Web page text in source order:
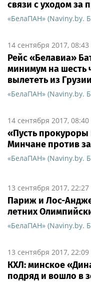
связи с уходом за
«БелаПАН» (Naviny.by.
14 сентября 2017, 08:43
Рейс «Белавиа»
минимум на шесть
вылететь из Грузии
«БелаПАН» (Naviny.by.
14 сентября 2017, 08:40
«Пусть прокуроры
Минчане против
«БелаПАН» (Naviny.by.
13 сентября 2017, 22:27
Париж и Лос-
летних
«БелаПАН» (Naviny.by.
13 сентября 2017, 22:09
КХЛ: минское
подряд и вошло в